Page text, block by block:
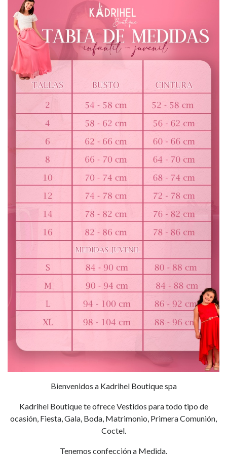
Bienvenidos a Kadrihel Boutique spa
Kadrihel Boutique te ofrece Vestidos para todo tipo de
ocasión, Fiesta, Gala, Boda, Matrimonio, Primera Comunión,
Coctel.
Tenemos confección a Medida.